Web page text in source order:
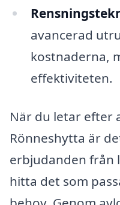
avancerad
kostnaderna,
effektiviteten.
När du letar efter
Rönneshytta är
erbjudanden från
hitta det som